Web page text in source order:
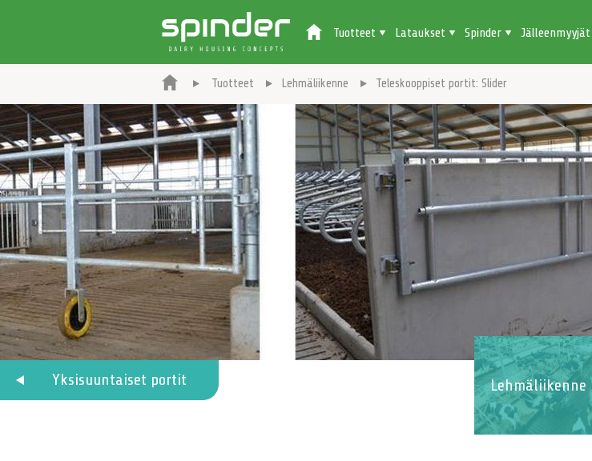
Tuotteet Lataukset Spinder Jälleenmyyjät
Tuotteet Lehmäliikenne Teleskooppiset portit: Slider
Lehmäliikenne
Yksisuuntaiset portit